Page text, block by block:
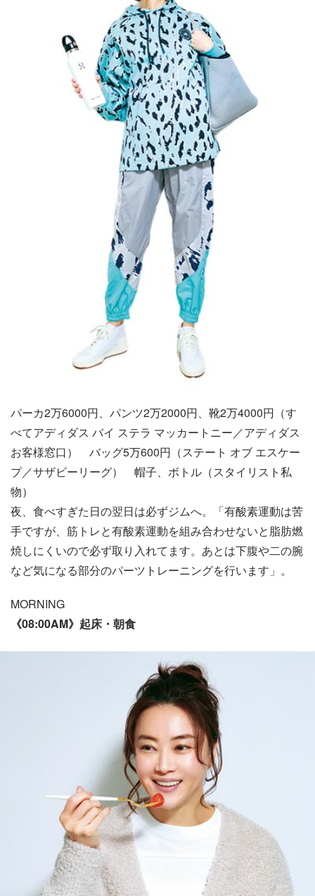
パーカ2万6000円、パンツ2万2000円、靴2万4000円（す
べてアディダス バイ ステラ マッカートニー／アディダス
お客様窓口） バッグ5万600円（ステート オブ エスケー
プ／サザビーリーグ） 帽子、ボトル（スタイリスト私
物）
夜、食べすぎた日の翌日は必ずジムへ。「有酸素運動は苦
手ですが、筋トレと有酸素運動を組み合わせないと脂肪燃
焼しにくいので必ず取り入れてます。あとは下腹や二の腕
など気になる部分のパーツトレーニングを行います」。
MORNING
《08:00AM》起床・朝食